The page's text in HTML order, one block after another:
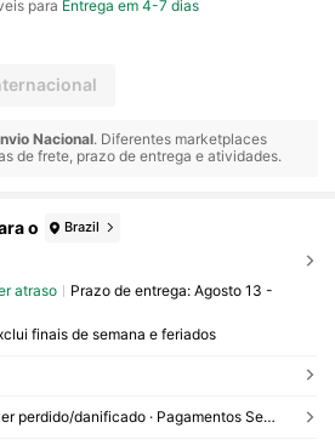
para Entrega em 4-7 dias
Nacional. Diferentes marketplaces
de frete, prazo de entrega e atividades.
o Brazil
atraso Prazo de entrega: Agosto 13 -
finais de semana e feriados
Reenviar se o item estiver perdido/danificado · Pagamentos Seguros · Proteção de privacidade